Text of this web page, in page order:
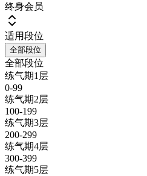
终身会员
适用段位
全部段位
全部段位
练气期1层
0-99
练气期2层
100-199
练气期3层
200-299
练气期4层
300-399
练气期5层